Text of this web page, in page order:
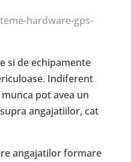
hardware-gps-
si de echipamente
Indiferent
pot avea un
angajatiilor, cat
angajatilor formare